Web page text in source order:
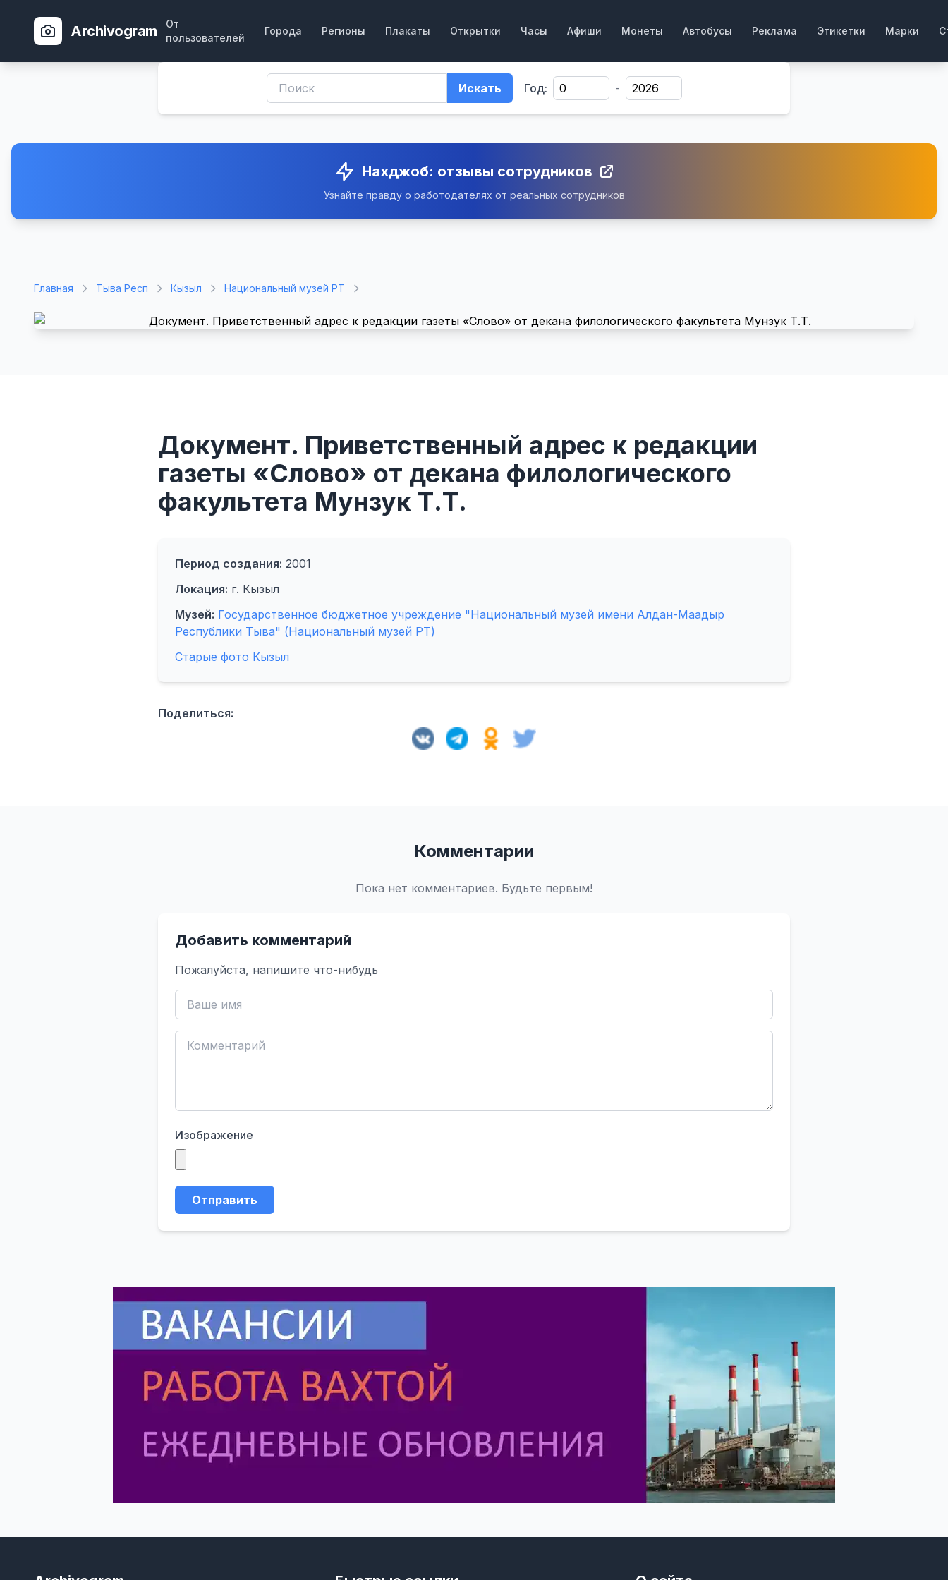
Archivogram
От
пользователей
Города Регионы Плакаты Открытки Часы Афиши Монеты Автобусы Реклама Этикетки Марки
Искать Год: -
Нахджоб: отзывы сотрудников
Узнайте правду о работодателях от реальных сотрудников
Главная Тыва Респ Кызыл Национальный музей РТ
Документ. Приветственный адрес к редакции
газеты «Слово» от декана филологического
факультета Мунзук Т.Т.
Период создания: 2001
Локация: г. Кызыл
Музей: Государственное бюджетное учреждение "Национальный музей имени Алдан-Маадыр
Республики Тыва" (Национальный музей РТ)
Старые фото Кызыл
Поделиться:
Комментарии
Пока нет комментариев. Будьте первым!
Добавить комментарий
Пожалуйста, напишите что-нибудь
Изображение
Отправить